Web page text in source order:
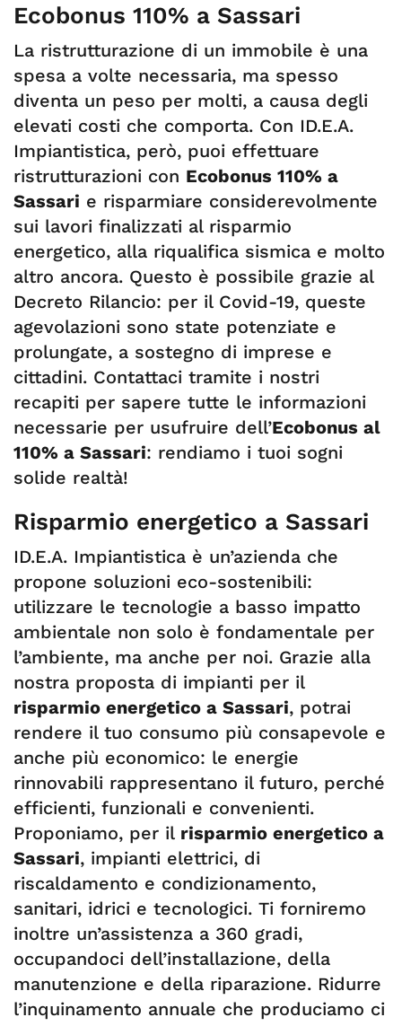
Ecobonus 110% a Sassari
La ristrutturazione di un immobile è una
spesa a volte necessaria, ma spesso
diventa un peso per molti, a causa degli
elevati costi che comporta. Con ID.E.A.
Impiantistica, però, puoi effettuare
ristrutturazioni con Ecobonus 110% a
Sassari e risparmiare considerevolmente
sui lavori finalizzati al risparmio
energetico, alla riqualifica sismica e molto
altro ancora. Questo è possibile grazie al
Decreto Rilancio: per il Covid-19, queste
agevolazioni sono state potenziate e
prolungate, a sostegno di imprese e
cittadini. Contattaci tramite i nostri
recapiti per sapere tutte le informazioni
necessarie per usufruire dell’Ecobonus al
110% a Sassari: rendiamo i tuoi sogni
solide realtà!
Risparmio energetico a Sassari
ID.E.A. Impiantistica è un’azienda che
propone soluzioni eco-sostenibili:
utilizzare le tecnologie a basso impatto
ambientale non solo è fondamentale per
l’ambiente, ma anche per noi. Grazie alla
nostra proposta di impianti per il
risparmio energetico a Sassari, potrai
rendere il tuo consumo più consapevole e
anche più economico: le energie
rinnovabili rappresentano il futuro, perché
efficienti, funzionali e convenienti.
Proponiamo, per il risparmio energetico a
Sassari, impianti elettrici, di
riscaldamento e condizionamento,
sanitari, idrici e tecnologici. Ti forniremo
inoltre un’assistenza a 360 gradi,
occupandoci dell’installazione, della
manutenzione e della riparazione. Ridurre
l’inquinamento annuale che produciamo ci